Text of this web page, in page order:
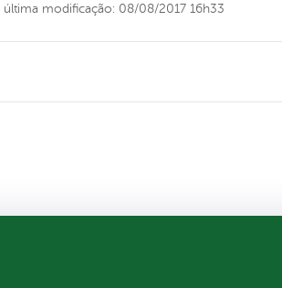
última modificação: 08/08/2017 16h33